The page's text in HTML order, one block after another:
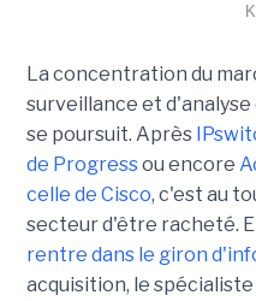
La concentration du
surveillance et
se poursuit. Après
de Progressou encore
celle de Cisco, c'est au
secteur d'être racheté.
rentre dans le giron
acquisition, le spécialiste